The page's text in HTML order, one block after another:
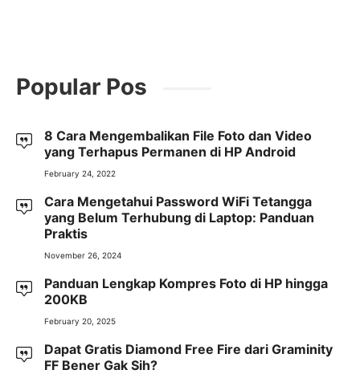
Popular Pos
8 Cara Mengembalikan File Foto dan Video
yang Terhapus Permanen di HP Android
February 24, 2022
Cara Mengetahui Password WiFi Tetangga
yang Belum Terhubung di Laptop: Panduan
Praktis
November 26, 2024
Panduan Lengkap Kompres Foto di HP hingga
200KB
February 20, 2025
Dapat Gratis Diamond Free Fire dari Graminity
FF Bener Gak Sih?